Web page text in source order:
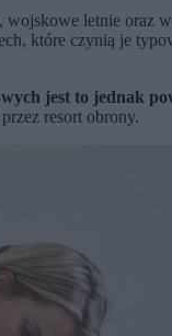
letnie oraz
które czynią je
jest to jednak
resort obrony.